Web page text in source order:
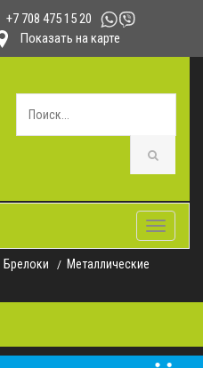
+7 708 475 15 20
Показать на карте
Toggle
Брелоки
Металлические